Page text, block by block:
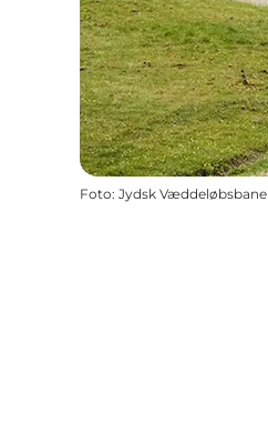
Foto: Jydsk Væddeløbsbane